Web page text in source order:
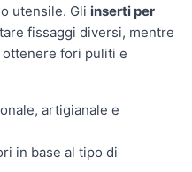
utensile. Gli inserti per
fissaggi diversi, mentre
ottenere fori puliti e
artigianale e
in base al tipo di